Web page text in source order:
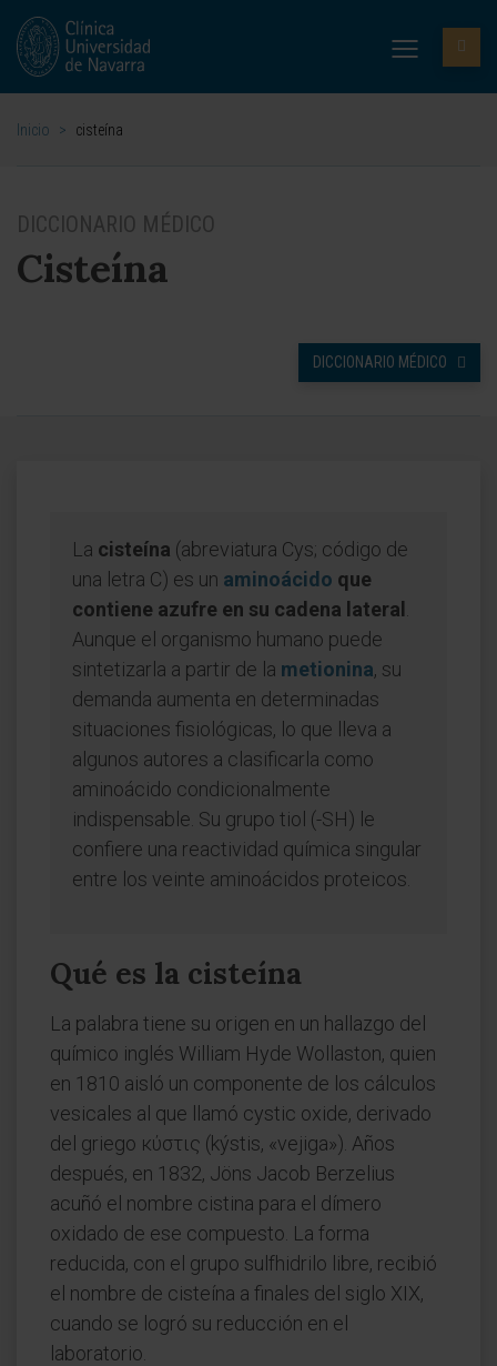
Inicio > cisteína
DICCIONARIO MÉDICO
Cisteína
DICCIONARIO MÉDICO
La cisteína (abreviatura Cys; código de
una letra C) es un aminoácido que
contiene azufre en su cadena lateral
Aunque el organismo humano puede
sintetizarla a partir de la metionina, su
demanda aumenta en determinadas
situaciones fisiológicas, lo que lleva a
algunos autores a clasificarla como
aminoácido condicionalmente
indispensable. Su grupo tiol (-SH) le
confiere una reactividad química singular
entre los veinte aminoácidos proteicos.
Qué es la cisteína
La palabra tiene su origen en un hallazgo del
químico inglés William Hyde Wollaston, quien
en 1810 aisló un componente de los cálculos
vesicales al que llamó cystic oxide, derivado
del griego κύστις (kýstis, «vejiga»). Años
después, en 1832, Jöns Jacob Berzelius
acuñó el nombre cistina para el dímero
oxidado de ese compuesto. La forma
reducida, con el grupo sulfhidrilo libre, recibió
el nombre de cisteína a finales del siglo XIX,
cuando se logró su reducción en el
laboratorio.